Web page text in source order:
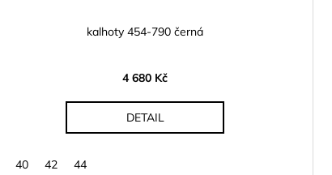
kalhoty 454-790 černá
4 680 Kč
DETAIL
40 42 44